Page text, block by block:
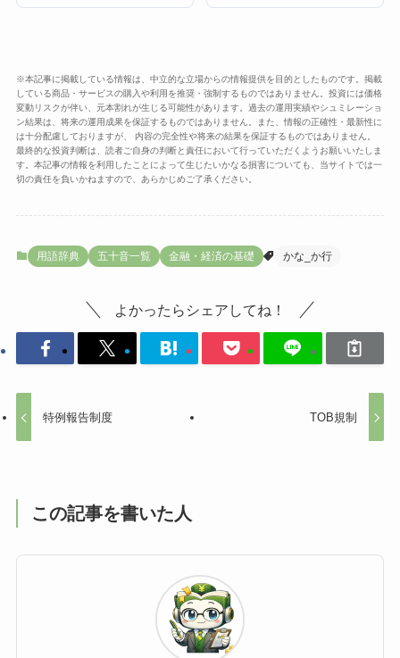
※本記事に掲載している情報は、中立的な立場からの情報提供を目的としたものです。掲載
している商品・サービスの購入や利用を推奨・強制するものではありません。投資には価格
変動リスクが伴い、元本割れが生じる可能性があります。過去の運用実績やシュミレーショ
ン結果は、将来の運用成果を保証するものではありません。また、情報の正確性・最新性に
は十分配慮しておりますが、 内容の完全性や将来の結果を保証するものではありません。
最終的な投資判断は、読者ご自身の判断と責任において行っていただくようお願いいたしま
す。本記事の情報を利用したことによって生じたいかなる損害についても、当サイトでは一
切の責任を負いかねますので、あらかじめご了承ください。
用語辞典 五十音一覧 金融・経済の基礎 かな_か行
よかったらシェアしてね！
特例報告制度 TOB規制
この記事を書いた人